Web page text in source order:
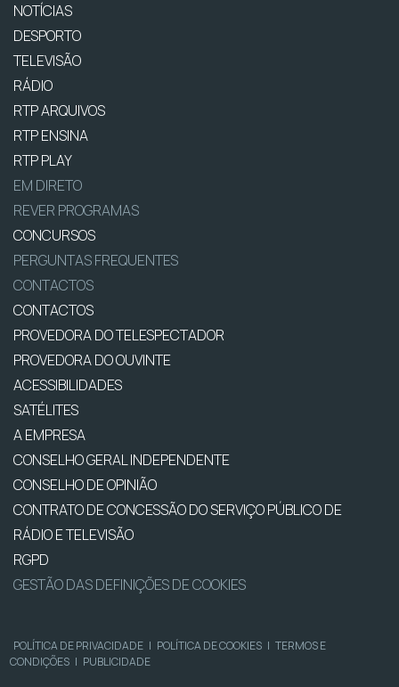
NOTÍCIAS
DESPORTO
TELEVISÃO
RÁDIO
RTP ARQUIVOS
RTP ENSINA
RTP PLAY
EM DIRETO
REVER PROGRAMAS
CONCURSOS
PERGUNTAS FREQUENTES
CONTACTOS
CONTACTOS
PROVEDORA DO TELESPECTADOR
PROVEDORA DO OUVINTE
ACESSIBILIDADES
SATÉLITES
A EMPRESA
CONSELHO GERAL INDEPENDENTE
CONSELHO DE OPINIÃO
CONTRATO DE CONCESSÃO DO SERVIÇO PÚBLICO DE
RÁDIO E TELEVISÃO
RGPD
GESTÃO DAS DEFINIÇÕES DE COOKIES
POLÍTICA DE PRIVACIDADE | POLÍTICA DE COOKIES | TERMOS E
CONDIÇÕES | PUBLICIDADE